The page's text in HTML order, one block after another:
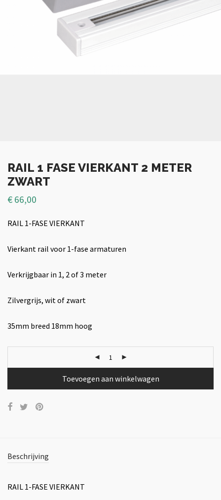
RAIL 1 FASE VIERKANT 2 METER
ZWART
€ 66,00
RAIL 1-FASE VIERKANT
Vierkant rail voor 1-fase armaturen
Verkrijgbaar in 1, 2 of 3 meter
Zilvergrijs, wit of zwart
35mm breed 18mm hoog
Toevoegen aan winkelwagen
Beschrijving
RAIL 1-FASE VIERKANT